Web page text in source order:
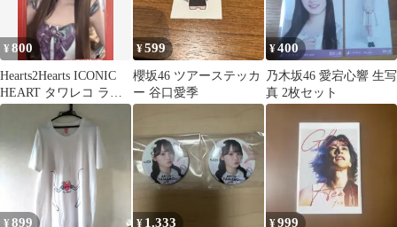
¥800
Hearts2Hearts ICONIC
HEART タワレコ ラキ
ドロ エイナ
¥599
櫻坂46 ツアーステッカ
ー 谷口愛季
¥400
乃木坂46 愛宕心響 生写
真 2枚セット
¥899 ¥ 1,333 ¥999